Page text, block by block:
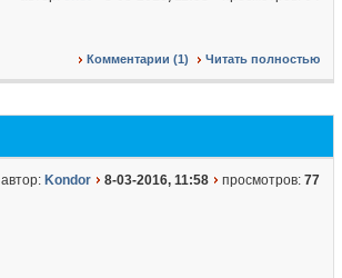
Комментарии (1) Читать полностью
автор: Kondor 8-03-2016, 11:58 просмотров: 77